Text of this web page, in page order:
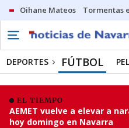
Oihane Mateos Tormentas
DEPORTES FÚTBOL
EL TIEMPO
AEMET vuelve a elevar a
hoy domingo en Navarra